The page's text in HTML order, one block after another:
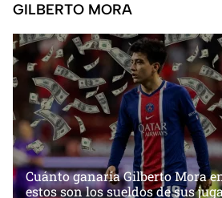
GILBERTO MORA
Cuánto ganaría Gilberto Mora
estos son los sueldos de sus